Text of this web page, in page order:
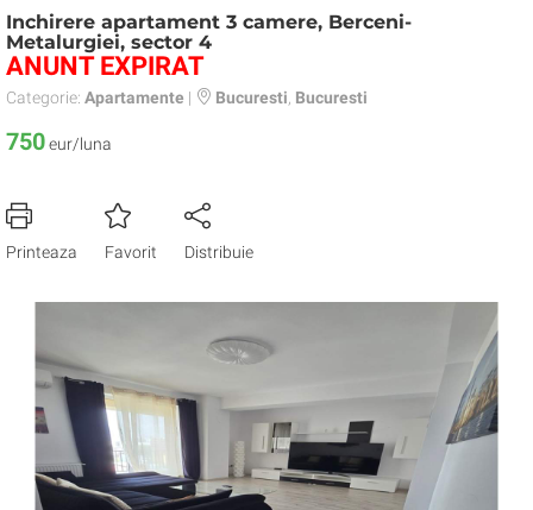
Inchirere apartament 3 camere, Berceni-
Metalurgiei, sector 4
ANUNT EXPIRAT
Categorie: Apartamente | Bucuresti Bucuresti
750eur/luna
Printeaza Favorit Distribuie